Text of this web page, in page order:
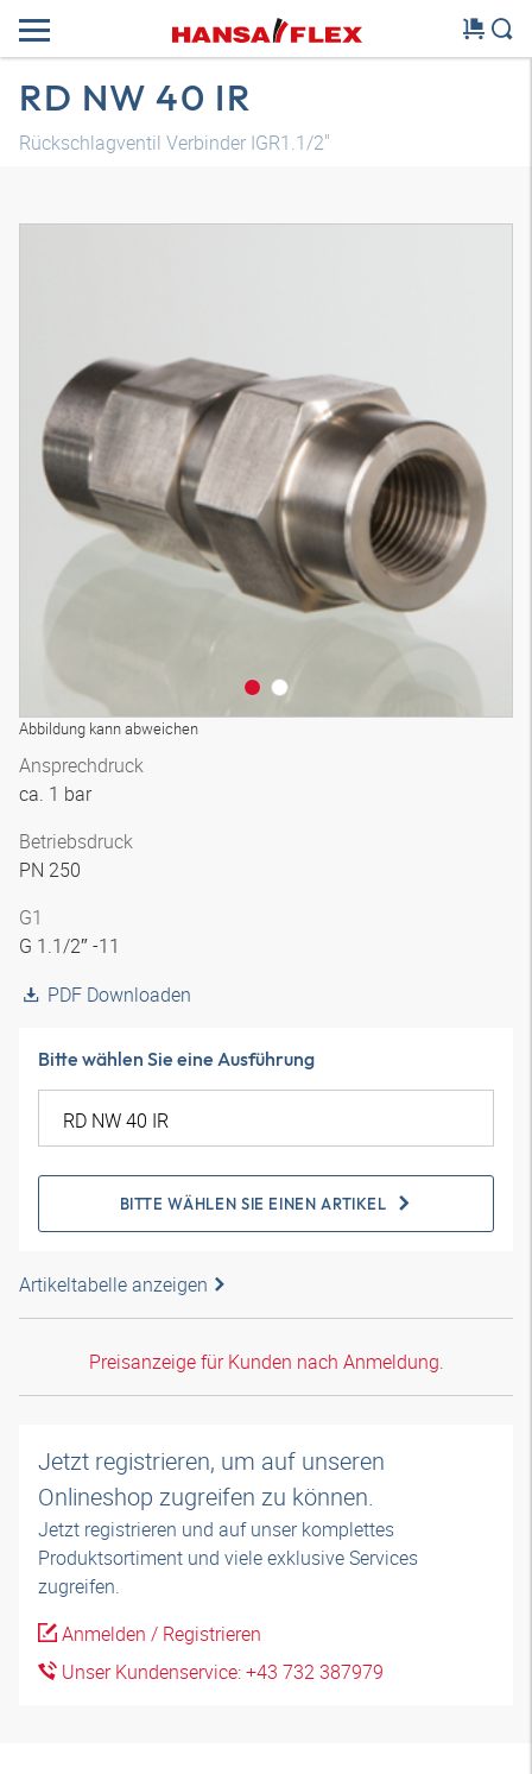
RD NW 40 IR
Rückschlagventil Verbinder IGR1.1/2"
Abbildung kann abweichen
Ansprechdruck
ca. 1 bar
Betriebsdruck
PN 250
G1
G 1.1/2″ -11
PDF Downloaden
Bitte wählen Sie eine Ausführung
BITTE WÄHLEN SIE EINEN ARTIKEL
Artikeltabelle anzeigen
Preisanzeige für Kunden nach Anmeldung.
Jetzt registrieren, um auf unseren
Onlineshop zugreifen zu können.
Jetzt registrieren und auf unser komplettes
Produktsortiment und viele exklusive Services
zugreifen.
Anmelden / Registrieren
Unser Kundenservice: +43 732 387979